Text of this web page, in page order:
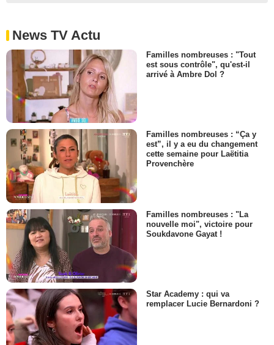
News TV Actu
Familles nombreuses : "Tout
est sous contrôle", qu'est-il
arrivé à Ambre Dol ?
Familles nombreuses : “Ça y
est”, il y a eu du changement
cette semaine pour Laëtitia
Provenchère
Familles nombreuses : "La
nouvelle moi", victoire pour
Soukdavone Gayat !
Star Academy : qui va
remplacer Lucie Bernardoni ?